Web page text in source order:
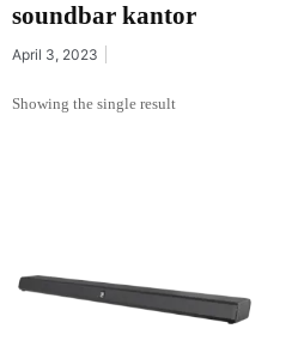
soundbar kantor
April 3, 2023
Showing the single result